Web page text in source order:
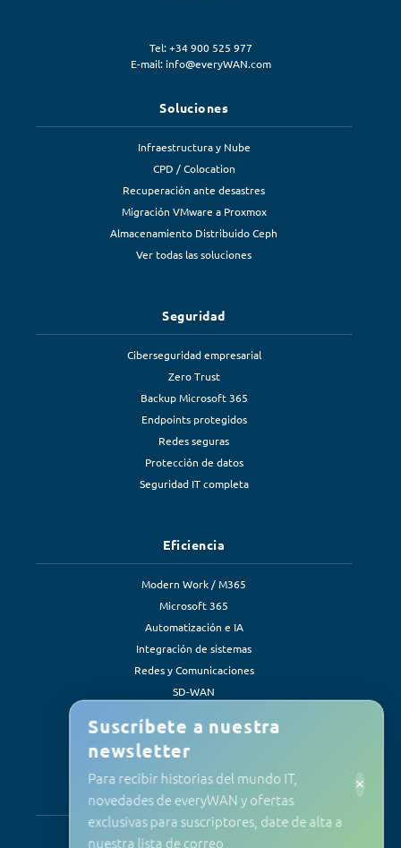
Tel: +34 900 525 977
E-mail: info@everyWAN.com
Soluciones
Infraestructura y Nube
CPD / Colocation
Recuperación ante desastres
Migración VMware a Proxmox
Almacenamiento Distribuido Ceph
Ver todas las soluciones
Seguridad
Ciberseguridad empresarial
Zero Trust
Backup Microsoft 365
Endpoints protegidos
Redes seguras
Protección de datos
Seguridad IT completa
Eficiencia
Modern Work / M365
Microsoft 365
Automatización e IA
Integración de sistemas
Redes y Comunicaciones
SD-WAN
Servicios
Soporte y mantenimiento
Suscríbete a nuestra
newsletter
Para recibir historias del mundo IT,
novedades de everyWAN y ofertas
exclusivas para suscriptores, date de alta a
nuestra lista de correo
×